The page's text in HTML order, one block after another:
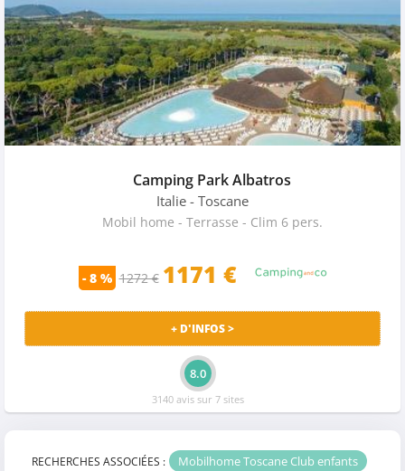
Camping Park Albatros
Italie - Toscane
Mobil home - Terrasse - Clim 6 pers.
- 8 % 1272 € 1171 €
+ D'INFOS >
8.0
3140 avis sur 7 sites
RECHERCHES ASSOCIÉES :
Mobilhome Toscane Club enfants